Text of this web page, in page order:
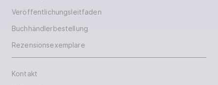
Veröffentlichungsleitfaden
Buchhändlerbestellung
Rezensionsexemplare
Kontakt